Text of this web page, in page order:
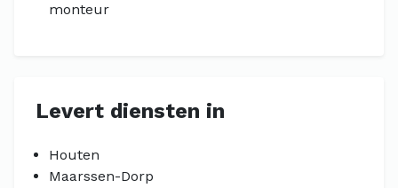
monteur
Levert diensten in
Houten
Maarssen-Dorp